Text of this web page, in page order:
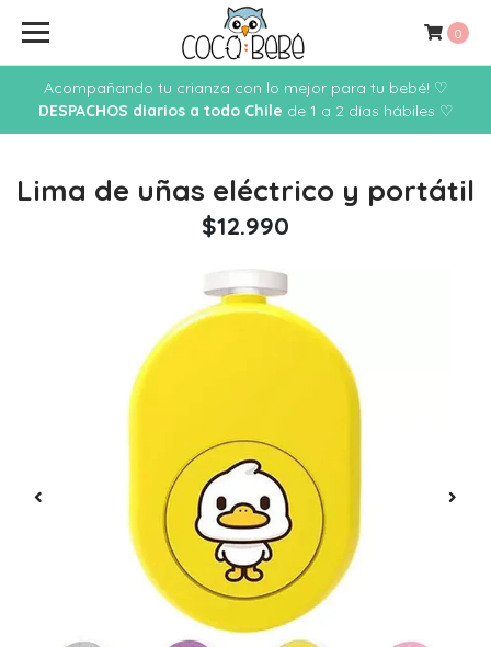
Acompañando tu crianza con lo mejor para tu bebé! ♡
DESPACHOS diarios a todo Chile de 1 a 2 días hábiles ♡
0
Lima de uñas eléctrico y portátil
$12.990